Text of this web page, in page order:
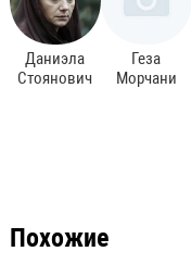
Даниэла
Стоянович
Геза
Морчани
Похожие